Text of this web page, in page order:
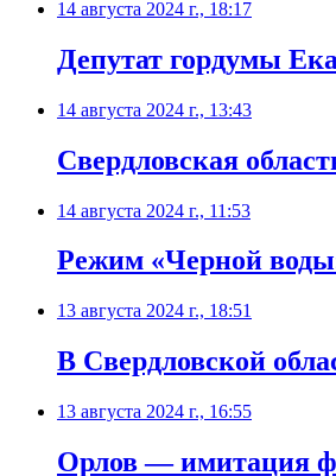
14 августа 2024 г., 18:17
Депутат гордумы
14 августа 2024 г., 13:43
Свердловская
14 августа 2024 г., 11:53
Режим «Черной
13 августа 2024 г., 18:51
В Свердловской
13 августа 2024 г., 16:55
Орлов — имитация